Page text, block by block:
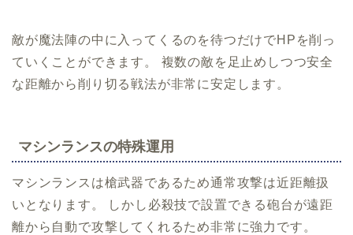
敵が魔法陣の中に入ってくるのを待つだけでHPを削っ
ていくことができます。 複数の敵を足止めしつつ安全
な距離から削り切る戦法が非常に安定します。
マシンランスの特殊運用
マシンランスは槍武器であるため通常攻撃は近距離扱
いとなります。 しかし必殺技で設置できる砲台が遠距
離から自動で攻撃してくれるため非常に強力です。